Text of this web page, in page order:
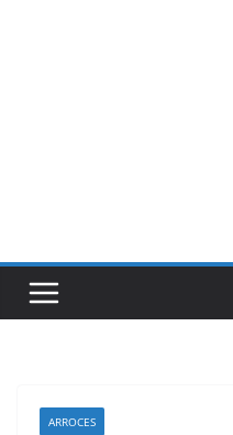
ARROCES